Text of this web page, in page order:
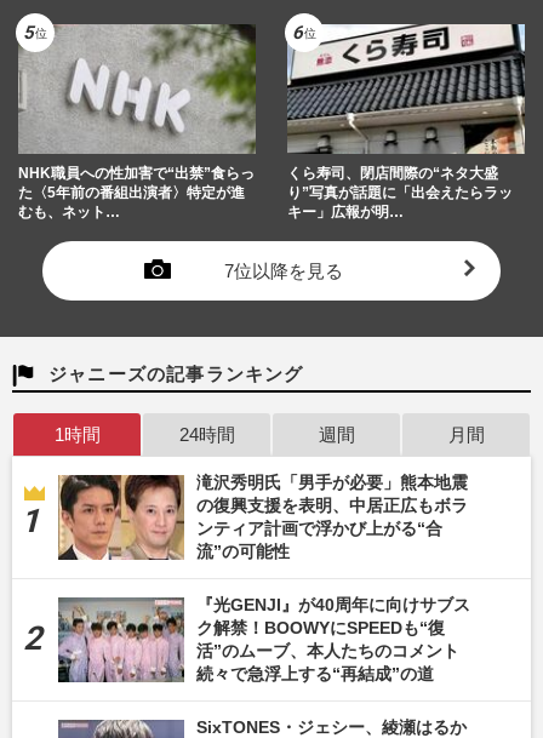
NHK職員への性加害で“出禁”食らっ
た〈5年前の番組出演者〉特定が進
むも、ネット…
くら寿司、閉店間際の“ネタ大盛
り”写真が話題に「出会えたらラッ
キー」広報が明…
7位以降を見る
ジャニーズの記事ランキング
1時間 24時間 週間 月間
滝沢秀明氏「男手が必要」熊本地震
の復興支援を表明、中居正広もボラ
ンティア計画で浮かび上がる“合
流”の可能性
『光GENJI』が40周年に向けサブス
ク解禁！BOOWYにSPEEDも“復
活”のムーブ、本人たちのコメント
続々で急浮上する“再結成”の道
SixTONES・ジェシー、綾瀬はるか